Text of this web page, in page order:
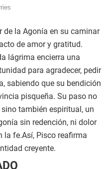
de la Agonía en su caminar
de amor y gratitud.
lágrima encierra una
para agradecer, pedir
sabiendo que su bendición
pisqueña. Su paso no
también espiritual, un
sin redención, ni dolor
la fe.Así, Pisco reafirma
creyente.